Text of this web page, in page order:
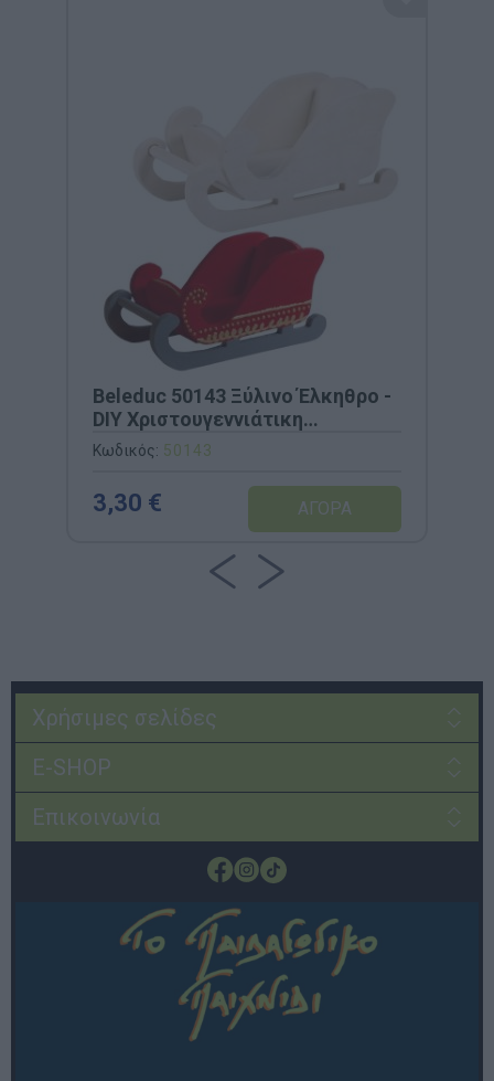
Beleduc 50143 Ξύλινο Έλκηθρο -
DIY Χριστουγεννιάτικη
Διακόσμηση
Κωδικός: 50143
3,30 €
Χρήσιμες σελίδες
E-SHOP
Επικοινωνία